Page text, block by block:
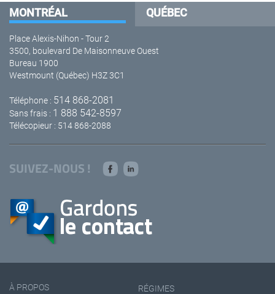
MONTRÉAL QUÉBEC
Place Alexis-Nihon - Tour 2
3500, boulevard De Maisonneuve Ouest
Bureau 1900
Westmount (Québec) H3Z 3C1
Téléphone : 514 868-2081
Sans frais : 1 888 542-8597
Télécopieur : 514 868-2088
SUIVEZ-NOUS !
À PROPOS
RÉGIMES